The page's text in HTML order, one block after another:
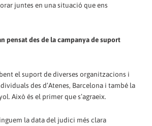
juntes en una situació que ens
pensat des de la campanya de suport
el suport de diverses organitzacions i
des d’Atenes, Barcelona i també la
Això és el primer que s’agraeix.
la data del judici més clara